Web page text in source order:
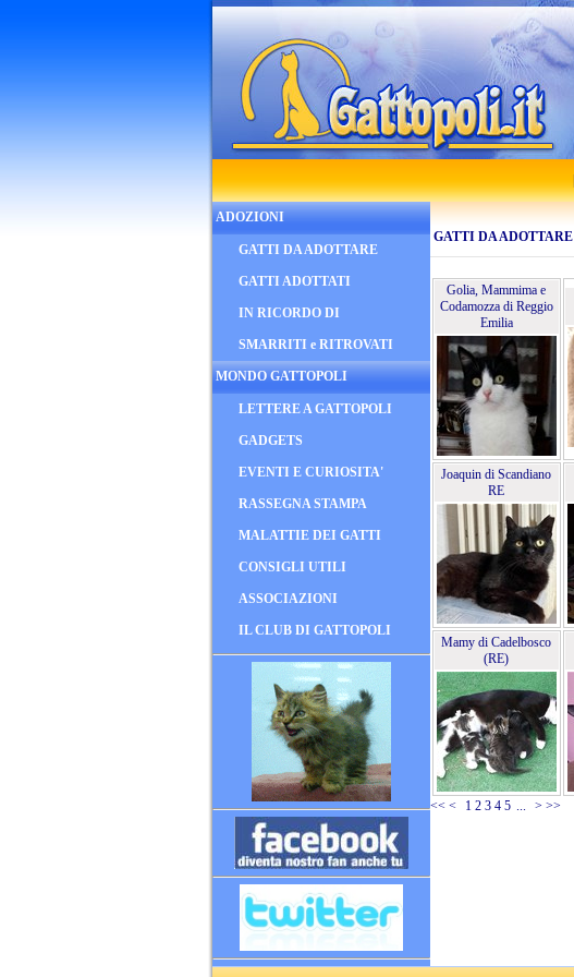
ADOZIONI
GATTI DA ADOTTARE
GATTI ADOTTATI
IN RICORDO DI
SMARRITI e RITROVATI
MONDO GATTOPOLI
LETTERE A GATTOPOLI
GADGETS
EVENTI E CURIOSITA'
RASSEGNA STAMPA
MALATTIE DEI GATTI
CONSIGLI UTILI
ASSOCIAZIONI
IL CLUB DI GATTOPOLI
GATTI DA ADOTTARE
Golia, Mammima e
Codamozza di Reggio
Emilia
Joaquin di Scandiano
RE
Mamy di Cadelbosco
(RE)
<< < 1 2 3 4 5 ... > >>